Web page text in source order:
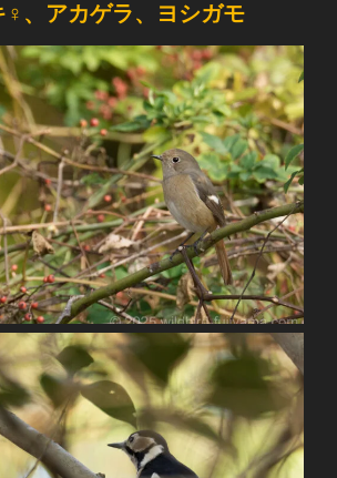
♀、アカゲラ、ヨシガモ